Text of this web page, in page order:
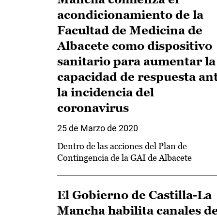
acondicionamiento de la
Facultad de Medicina de
Albacete como dispositivo
sanitario para aumentar la
capacidad de respuesta
la incidencia del
coronavirus
25 de Marzo de 2020
Dentro de las acciones del Plan de
Contingencia de la GAI de Albacete
El Gobierno de Castilla-La
Mancha habilita canales